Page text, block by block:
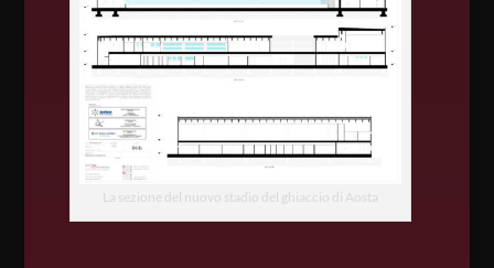
La sezione del nuovo stadio del ghiaccio di Aosta